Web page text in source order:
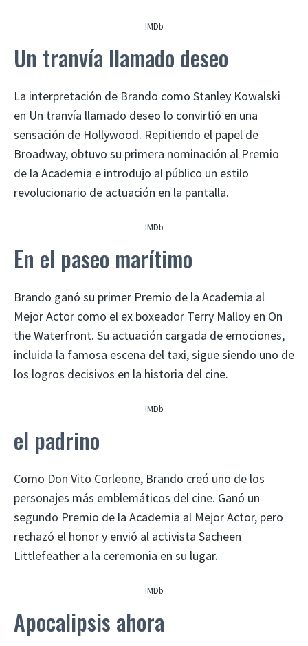
IMDb
Un tranvía llamado deseo
La interpretación de Brando como Stanley Kowalski
en Un tranvía llamado deseo lo convirtió en una
sensación de Hollywood. Repitiendo el papel de
Broadway, obtuvo su primera nominación al Premio
de la Academia e introdujo al público un estilo
revolucionario de actuación en la pantalla.
IMDb
En el paseo marítimo
Brando ganó su primer Premio de la Academia al
Mejor Actor como el ex boxeador Terry Malloy en On
the Waterfront. Su actuación cargada de emociones,
incluida la famosa escena del taxi, sigue siendo uno de
los logros decisivos en la historia del cine.
IMDb
el padrino
Como Don Vito Corleone, Brando creó uno de los
personajes más emblemáticos del cine. Ganó un
segundo Premio de la Academia al Mejor Actor, pero
rechazó el honor y envió al activista Sacheen
Littlefeather a la ceremonia en su lugar.
IMDb
Apocalipsis ahora